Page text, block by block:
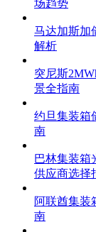
场趋势
马达加斯加
解析
突尼斯
景全指南
约旦集装箱
南
巴林集装箱
供应商选择
阿联酋集装
南